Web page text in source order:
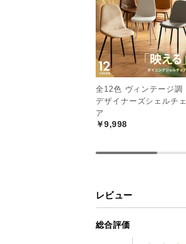
全12色 ヴィンテージ調
デザイナーズシェルチェ
ア
￥9,998
レビュー
総合評価